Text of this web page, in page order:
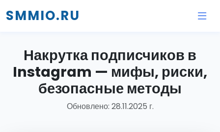
SMMIO.RU
Накрутка подписчиков в
Instagram — мифы, риски,
безопасные методы
Обновлено: 28.11.2025 г.